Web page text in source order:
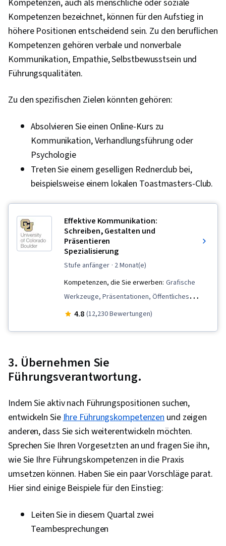
Generative AI-Agenten, Brainstorming, E-Mail-
Sitzungen, Geschäftliches Schreiben, AI-
Förderung, Modellierung großer Sprachen,
Datenanalyse
Kompetenzen, auch als menschliche oder soziale
Kompetenzen bezeichnet, können für den Aufstieg in
höhere Positionen entscheidend sein. Zu den beruflichen
Kompetenzen gehören verbale und nonverbale
Kommunikation, Empathie, Selbstbewusstsein und
Führungsqualitäten.
Zu den spezifischen Zielen könnten gehören:
Absolvieren Sie einen Online-Kurs zu
Kommunikation, Verhandlungsführung oder
Psychologie
Treten Sie einem geselligen Rednerclub bei,
beispielsweise einem lokalen Toastmasters-Club.
Effektive Kommunikation:
Schreiben, Gestalten und
Präsentieren
Spezialisierung
stufe anfänger · 2 Monat(e)
Kompetenzen, die Sie erwerben: Grafische
Werkzeuge, Präsentationen, Öffentliches
Reden, Layout Gestaltung, Schreiben und
Fähigkeiten, Verbale
Kommunikationsfähigkeiten, Geschäftliches
Gestaltung, Grafisches Design, Peer Review,
Präzision, Gestaltung, Visuelle Gestaltung,
Kommunikation, Kommunikations-Strategien,
Präsenz als Führungskraft, Kreativität,
Mündliche strategische Kommunikation,
Mündliche Äußerung, Bearbeitung von,
Anpassungsfähigkeit, Gelassenheit, Branding,
Konstruktives Feedback, Berufliche
4.8 (12,230 Bewertungen)
3. Übernehmen Sie
Führungsverantwortung.
Indem Sie aktiv nach Führungspositionen suchen,
entwickeln SieIhre Führungskompetenzenund zeigen
anderen, dass Sie sich weiterentwickeln möchten.
Sprechen Sie Ihren Vorgesetzten an und fragen Sie ihn,
wie Sie Ihre Führungskompetenzen in die Praxis
umsetzen können. Haben Sie ein paar Vorschläge parat.
Hier sind einige Beispiele für den Einstieg:
Leiten Sie in diesem Quartal zwei
Teambesprechungen